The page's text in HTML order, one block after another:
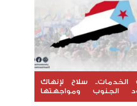
الخدمات.. سلاح لإنهاك
الجنوب ومواجهتها
شعبي مستمر